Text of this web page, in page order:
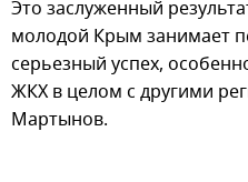
Это заслуженный
молодой Крым занимает
серьезный успех,
ЖКХ в целом с другими
Мартынов.